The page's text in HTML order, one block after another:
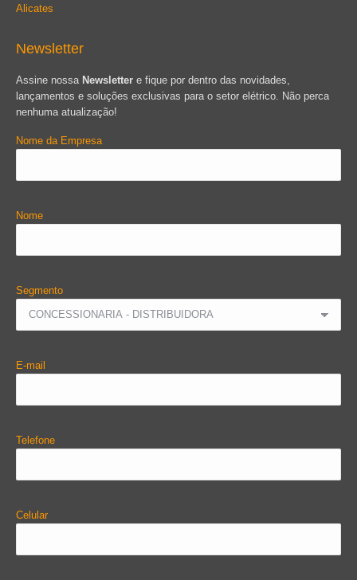
Alicates
Newsletter
Assine nossa Newsletter e fique por dentro das novidades,
lançamentos e soluções exclusivas para o setor elétrico. Não perca
nenhuma atualização!
Nome da Empresa
Nome
Segmento
E-mail
Telefone
Celular